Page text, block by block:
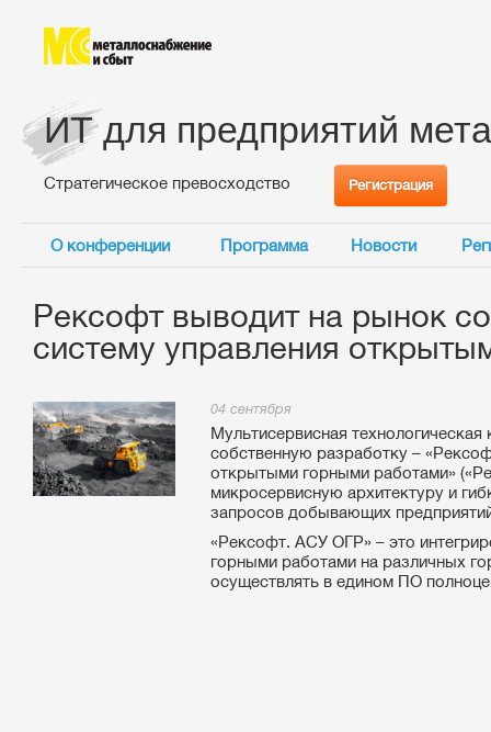
ИТ для предприятий
Стратегическое превосходство Регистрация
О конференции Программа Новости
Рексофт выводит на рынок
систему управления
04 сентября
Мультисервисная
собственную разработку –
открытыми горными работами»
микросервисную архитектуру и
запросов добывающих
«Рексофт. АСУ ОГР» – это
горными работами на различных
осуществлять в едином ПО